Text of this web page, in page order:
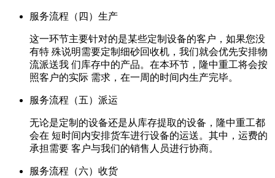
服务流程（四）生产
这一环节主要针对的是某些定制设备的客户，如果您没
有特 殊说明需要定制细砂回收机，我们就会优先安排物
流派送我 们库存中的产品。在本环节，隆中重工将会按
照客户的实际 需求，在一周的时间内生产完毕。
服务流程（五）派运
无论是定制的设备还是从库存提取的设备，隆中重工都
会在 短时间内安排货车进行设备的运送。其中，运费的
承担需要 客户与我们的销售人员进行协商。
服务流程（六）收货